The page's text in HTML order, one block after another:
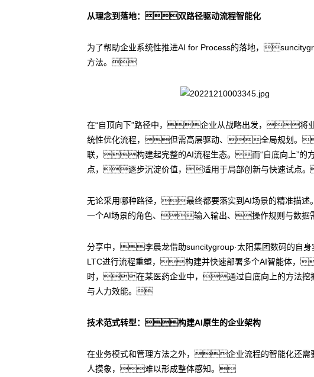
从理念到落地：双路径驱动流程智能化
为了帮助企业系统性推进AI for Process的落地，
方法。
在“自顶向下”路径中，企业从战略出发，将业
统性优化流程，但需高层驱动、全局规划。
联，构建起完整的AI流程生态。而“自底向上”
点，逐步沉淀价值，适用于局部创新与快速试
无论采用哪种路径，最终都要落实到AI场景的精准描
一个AI场景的角色、输入输出、操作规则与数
分享中，李晨龙借助suncitygroup·太阳集团数码的自
LTC进行流程重塑，构建并快速部署多个AI智能体，
时，在某医药企业中，通过自底向上的方法挖
与人力效能。
技术范式转型：构建AI原生的企业架构
在业务模式和管理方法之外，企业流程的智能化还
人摸象，难以形成整体感知。